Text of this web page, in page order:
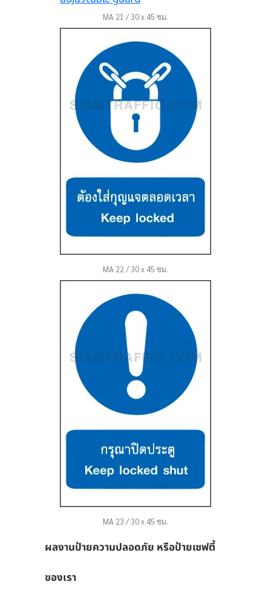
MA 21 / 30 x 45 ซม.
MA 22 / 30 x 45 ซม.
MA 23 / 30 x 45 ซม.
ผลงานป้ายความปลอดภัย หรือป้ายเซฟตี้
ของเรา